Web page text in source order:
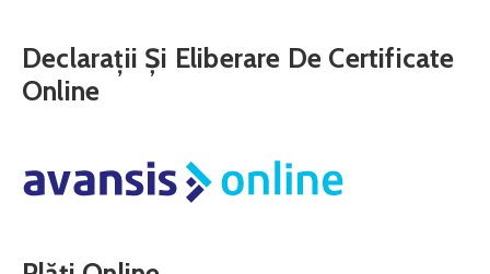
Declarații Și Eliberare De Certificate
Online